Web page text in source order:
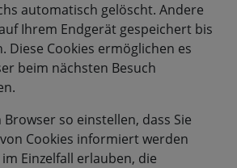
automatisch gelöscht. Andere
Ihrem Endgerät gespeichert bis
Diese Cookies ermöglichen es
beim nächsten Besuch
so einstellen, dass Sie
Cookies informiert werden
Einzelfall erlauben, die